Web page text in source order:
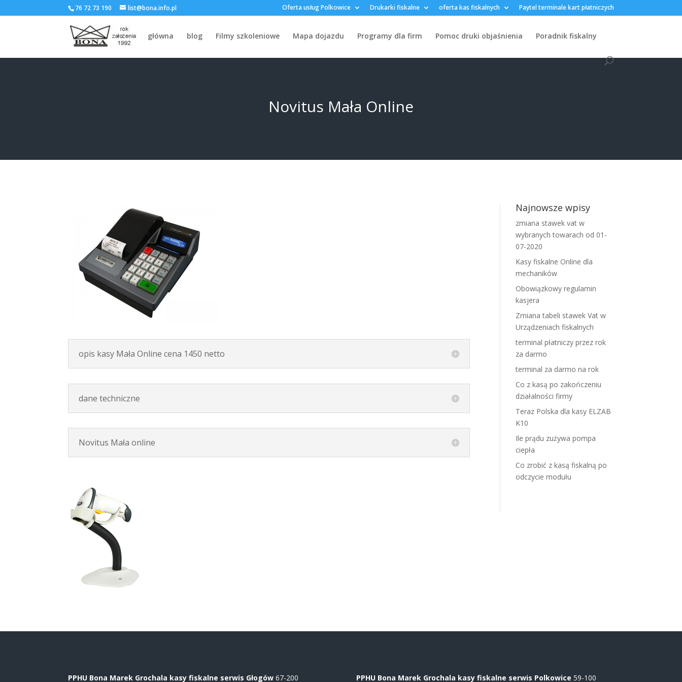
76 72 73 190 list@bona.info.pl Oferta usług Polkowice Drukarki fiskalne oferta kas fiskalnych Paytel terminale kart płatniczych
główna blog Filmy szkoleniowe Mapa dojazdu Programy dla firm Pomoc druki objaśnienia Poradnik fiskalny
Novitus Mała Online
opis kasy Mała Online cena 1450 netto
dane techniczne
Novitus Mała online
Najnowsze wpisy
zmiana stawek vat w
wybranych towarach od 01-
07-2020
Kasy fiskalne Online dla
mechaników
Obowiązkowy regulamin
kasjera
Zmiana tabeli stawek Vat w
Urządzeniach fiskalnych
terminal płatniczy przez rok
za darmo
terminal za darmo na rok
Co z kasą po zakończeniu
działalności firmy
Teraz Polska dla kasy ELZAB
K10
Ile prądu zużywa pompa
ciepła
Co zrobić z kasą fiskalną po
odczycie modułu
PPHU Bona Marek Grochala kasy fiskalne serwis Głogów 67-200 PPHU Bona Marek Grochala kasy fiskalne serwis Polkowice 59-100